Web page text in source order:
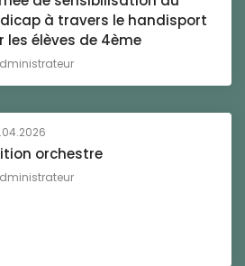
à travers le handisport
les élèves de 4ème
orchestre